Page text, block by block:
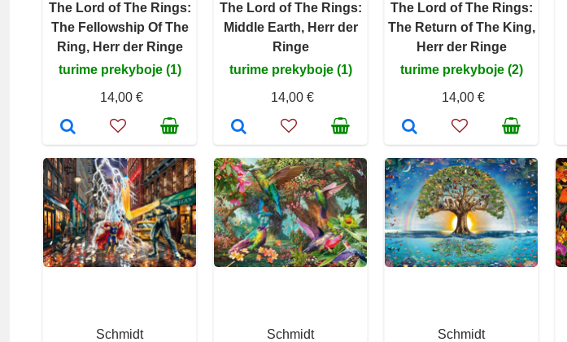
The Lord of The Rings:
The Fellowship Of The
Ring, Herr der Ringe
turime prekyboje (1)
14,00 €
The Lord of The Rings:
Middle Earth, Herr der
Ringe
turime prekyboje (1)
14,00 €
The Lord of The Rings:
The Return of The King,
Herr der Ringe
turime prekyboje (2)
14,00 €
Schmidt
Schmidt
Schmidt